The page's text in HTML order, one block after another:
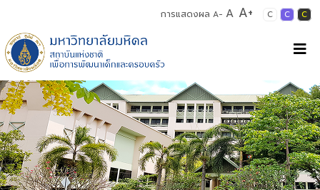
การแสดงผล A- A A+ C C C